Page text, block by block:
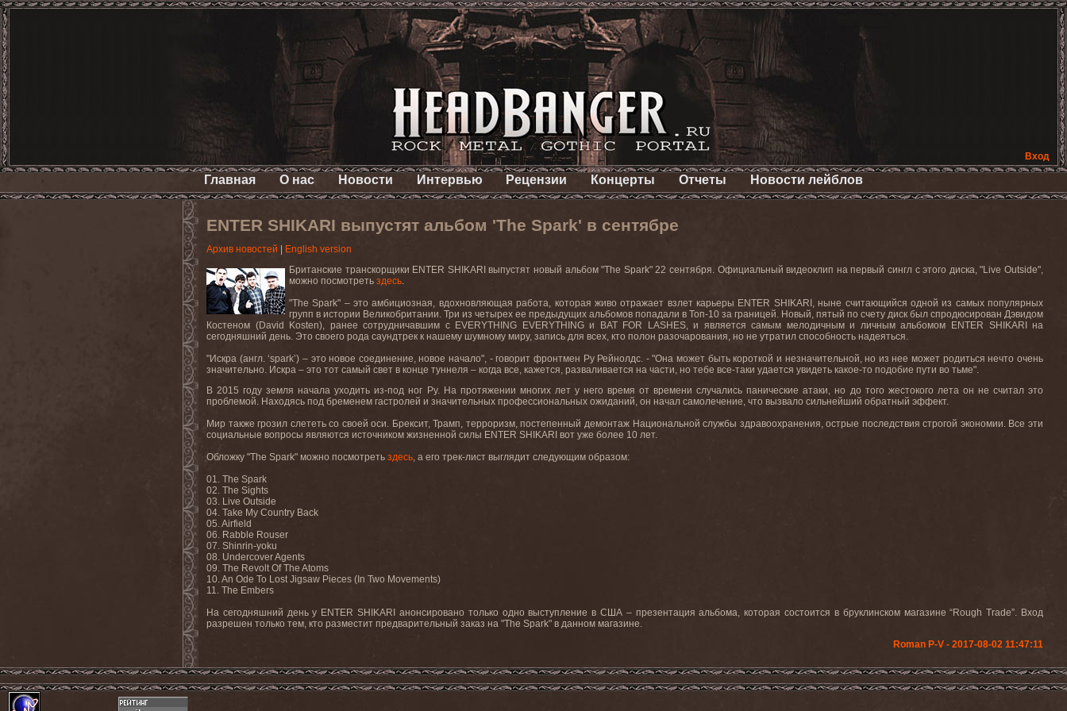
Вход
Главная О нас Новости Интервью Рецензии Концерты Отчеты Новости лейблов
ENTER SHIKARI выпустят альбом 'The Spark' в сентябре
Архив новостей
English version
Британские транскорщики ENTER SHIKARI выпустят новый альбом "The Spark" 22 сентября. Официальный видеоклип на первый сингл с этого диска, "Live Outside",
можно посмотреть здесь.
"The Spark" – это амбициозная, вдохновляющая работа, которая живо отражает взлет карьеры ENTER SHIKARI , ныне считающийся одной из самых популярных
групп в истории Великобритании. Три из четырех ее предыдущих альбомов попадали в Топ-10 за границей. Новый, пятый по счету диск был спродюсирован Дэвидом
Костеном (David Kosten), ранее сотрудничавшим с EVERYTHING EVERYTHINGи BAT FOR LASHES, и является самым мелодичным и личным альбомом ENTER SHIKARI на
сегодняшний день. Это своего рода саундтрек к нашему шумному миру, запись для всех, кто полон разочарования, но не утратил способность надеяться.
"Искра (англ.‘spark’) – это новое соединение, новое начало", - говорит фронтмен Ру Рейнолдс. - "Она может быть короткой и незначительной, но из нее может родиться нечто очень
значительно. Искра – это тот самый свет в конце туннеля – когда все, кажется, разваливается на части, но тебе все-таки удается увидеть какое-то подобие пути во тьме".
В 2015 году земля начала уходить из-под ног Ру. На протяжении многих лет у него время от времени случались панические атаки, но до того жестокого лета он не считал это
проблемой. Находясь под бременем гастролей и значительных профессиональных ожиданий, он начал самолечение, что вызвало сильнейший обратный эффект.
Мир также грозил слететь со своей оси. Брексит, Трамп, терроризм, постепенный демонтаж Национальной службы здравоохранения, острые последствия строгой экономии. Все эти
социальные вопросы являются источником жизненной силы ENTER SHIKARI вот уже более 10 лет.
Обложку "The Spark" можно посмотреть здесь, а его трек-лист выглядит следующим образом:
01. The Spark
02. The Sights
03. Live Outside
04. Take My Country Back
05. Airfield
06. Rabble Rouser
07. Shinrin-yoku
08. Undercover Agents
09. The Revolt Of The Atoms
10. An Ode To Lost Jigsaw Pieces (In Two Movements)
11. The Embers
На сегодняшний день у ENTER SHIKARI анонсировано только одно выступление в США – презентация альбома, которая состоится в бруклинском магазине “Rough Trade”. Вход
разрешен только тем, кто разместит предварительный заказ на "The Spark" в данном магазине.
Roman P-V - 2017-08-02 11:47:11